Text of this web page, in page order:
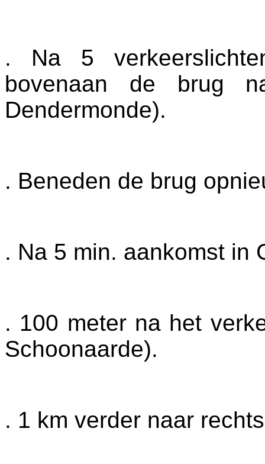
. Na 5
bovenaan de brug
Dendermonde).
. Beneden de brug
. Na 5 min. aankomst in
. 100 meter na het
Schoonaarde).
. 1 km verder naar